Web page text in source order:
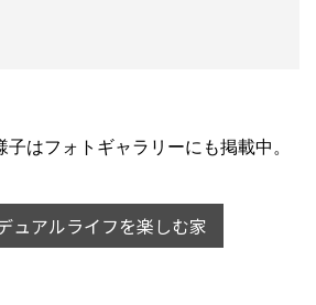
はフォトギャラリーにも掲載中。
アルライフを楽しむ家